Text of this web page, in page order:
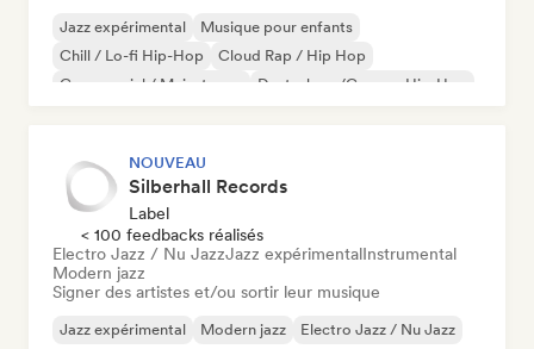
Jazz expérimental
Musique pour enfants
Chill / Lo-fi Hip-Hop
Cloud Rap / Hip Hop
Commercial / Mainstream
Deutschrap/German Hip-Hop
NOUVEAU
Silberhall Records
Label
< 100 feedbacks réalisés
Electro Jazz / Nu JazzJazz expérimentalInstrumental
Modern jazz
Signer des artistes et/ou sortir leur musique
Jazz expérimental Modern jazz Electro Jazz / Nu Jazz